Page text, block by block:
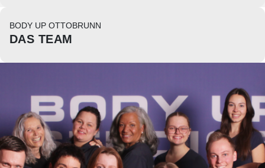
BODY UP OTTOBRUNN
DAS TEAM